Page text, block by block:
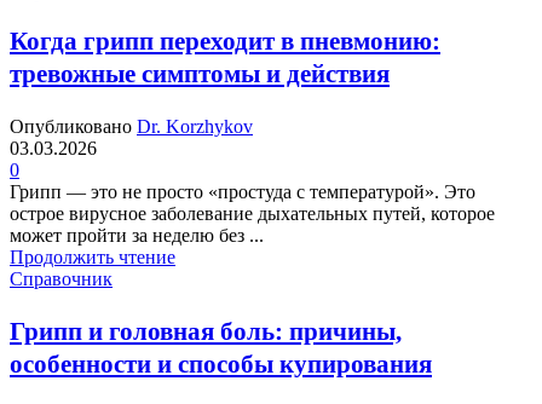
Когда грипп переходит в пневмонию:
тревожные симптомы и действия
Опубликовано Dr. Korzhykov
03.03.2026
0
Грипп — это не просто «простуда с температурой». Это
острое вирусное заболевание дыхательных путей, которое
может пройти за неделю без ...
Продолжить чтение
Справочник
Грипп и головная боль: причины,
особенности и способы купирования